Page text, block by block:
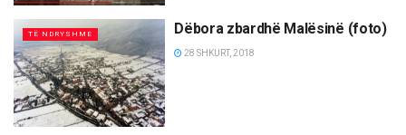
TË NDRYSHME Dëbora zbardhë Malësinë (foto)
28 SHKURT, 2018